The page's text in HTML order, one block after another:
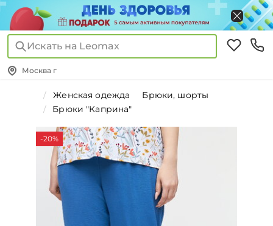
Искать на Leomax
Москва г
Женская одежда
Брюки, шорты
Брюки "Каприна"
-20%